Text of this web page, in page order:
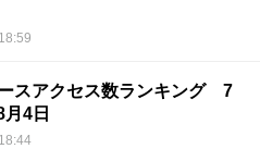
スアクセス数ランキング 7
月4日